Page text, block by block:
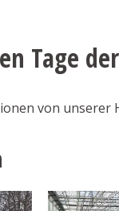
Tage
von unserer